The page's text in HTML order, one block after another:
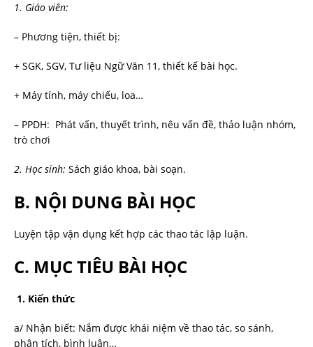
1. Giáo viên:
– Phương tiện, thiết bị:
+ SGK, SGV, Tư liệu Ngữ Văn 11, thiết kế bài học.
+ Máy tính, máy chiếu, loa…
– PPDH: Phát vấn, thuyết trình, nêu vấn đề, thảo luận nhóm,
trò chơi
2. Học sinh: Sách giáo khoa, bài soạn.
B. NỘI DUNG BÀI HỌC
Luyện tập vận dụng kết hợp các thao tác lập luận.
C. MỤC TIÊU BÀI HỌC
1. Kiến thức
a/ Nhận biết: Nắm được khái niệm về thao tác, so sánh,
phân tích, bình luận…